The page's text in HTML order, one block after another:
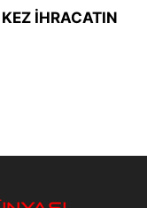
İHRACATIN